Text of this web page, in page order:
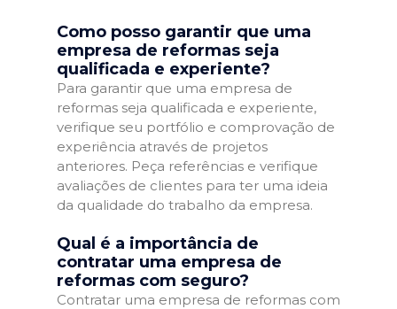
Como posso garantir que uma
empresa de reformas seja
qualificada e experiente?
Para garantir que uma empresa de
reformas seja qualificada e experiente,
verifique seu portfólio e comprovação de
experiência através de projetos
anteriores. Peça referências e verifique
avaliações de clientes para ter uma ideia
da qualidade do trabalho da empresa.
Qual é a importância de
contratar uma empresa de
reformas com seguro?
Contratar uma empresa de reformas com